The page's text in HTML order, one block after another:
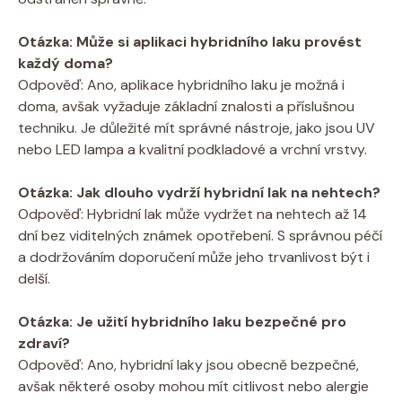
Otázka: Může si aplikaci hybridního laku provést
každý doma?
Odpověď: Ano, aplikace hybridního laku je možná i
doma, avšak vyžaduje základní znalosti a příslušnou
techniku. Je důležité mít správné nástroje, jako jsou UV
nebo LED lampa a kvalitní podkladové a vrchní vrstvy.
Otázka: Jak dlouho vydrží hybridní lak na nehtech?
Odpověď: Hybridní lak může vydržet na nehtech až 14
dní bez viditelných známek opotřebení. S správnou péčí
a dodržováním doporučení může jeho trvanlivost být i
delší.
Otázka: Je užití hybridního laku bezpečné pro
zdraví?
Odpověď: Ano, hybridní laky jsou obecně bezpečné,
avšak některé osoby mohou mít citlivost nebo alergie